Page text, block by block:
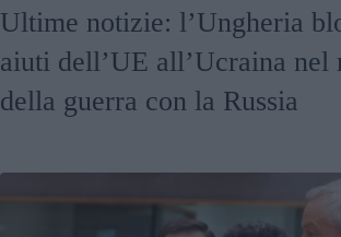
Ultime notizie: l’Ungheria
aiuti dell’UE all’Ucraina nel
della guerra con la Russia